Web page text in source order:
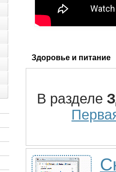
Здоровье и питание
В разделе